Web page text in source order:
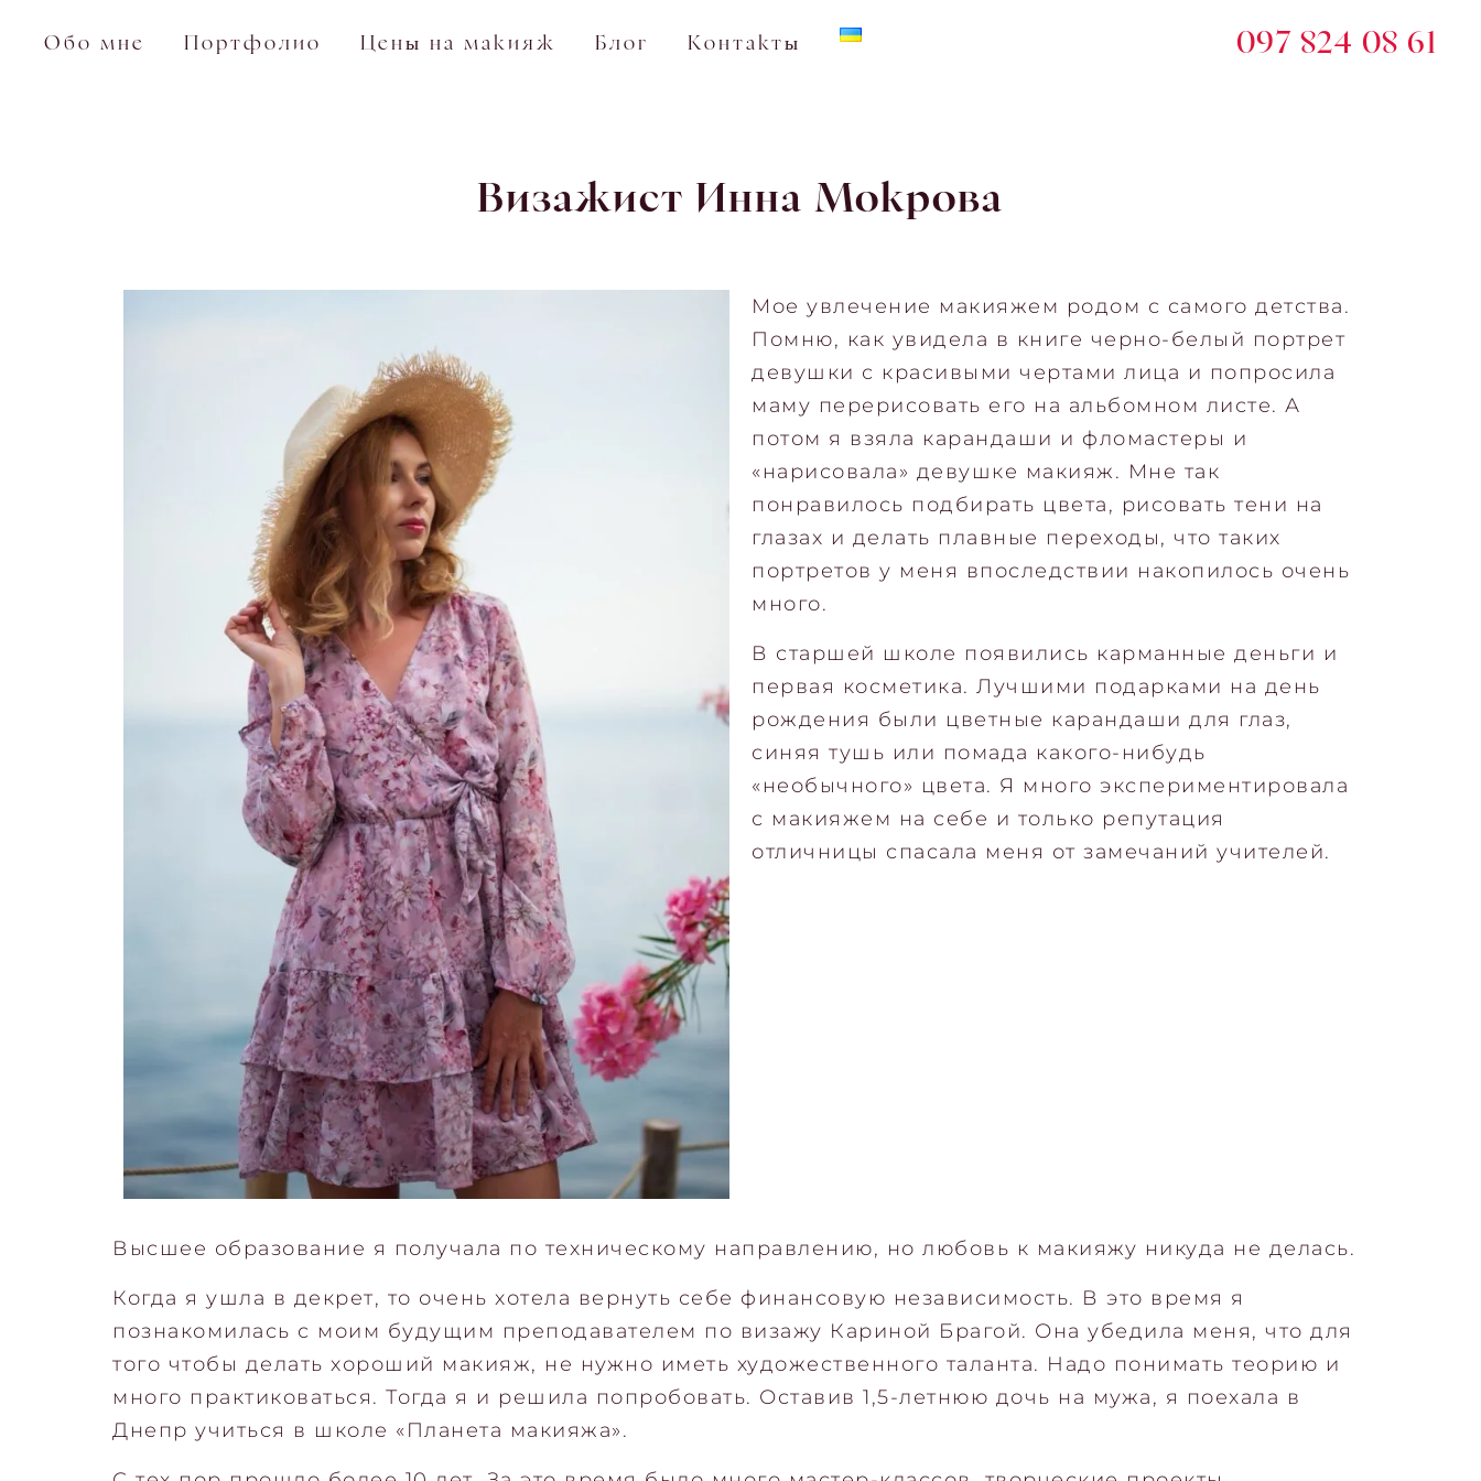
Обо мне Портфолио Цены на макияж Блог Контакты 097 824 08 61
Визажист Инна Мокрова
Мое увлечение макияжем родом с самого детства.
Помню, как увидела в книге черно-белый портрет
девушки с красивыми чертами лица и попросила
маму перерисовать его на альбомном листе. А
потом я взяла карандаши и фломастеры и
«нарисовала» девушке макияж. Мне так
понравилось подбирать цвета, рисовать тени на
глазах и делать плавные переходы, что таких
портретов у меня впоследствии накопилось очень
много.
В старшей школе появились карманные деньги и
первая косметика. Лучшими подарками на день
рождения были цветные карандаши для глаз,
синяя тушь или помада какого-нибудь
«необычного» цвета. Я много экспериментировала
с макияжем на себе и только репутация
отличницы спасала меня от замечаний учителей.
Высшее образование я получала по техническому направлению, но любовь к макияжу никуда не делась.
Когда я ушла в декрет, то очень хотела вернуть себе финансовую независимость. В это время я
познакомилась с моим будущим преподавателем по визажу Кариной Брагой. Она убедила меня, что для
того чтобы делать хороший макияж, не нужно иметь художественного таланта. Надо понимать теорию и
много практиковаться. Тогда я и решила попробовать. Оставив 1,5-летнюю дочь на мужа, я поехала в
Днепр учиться в школе «Планета макияжа».